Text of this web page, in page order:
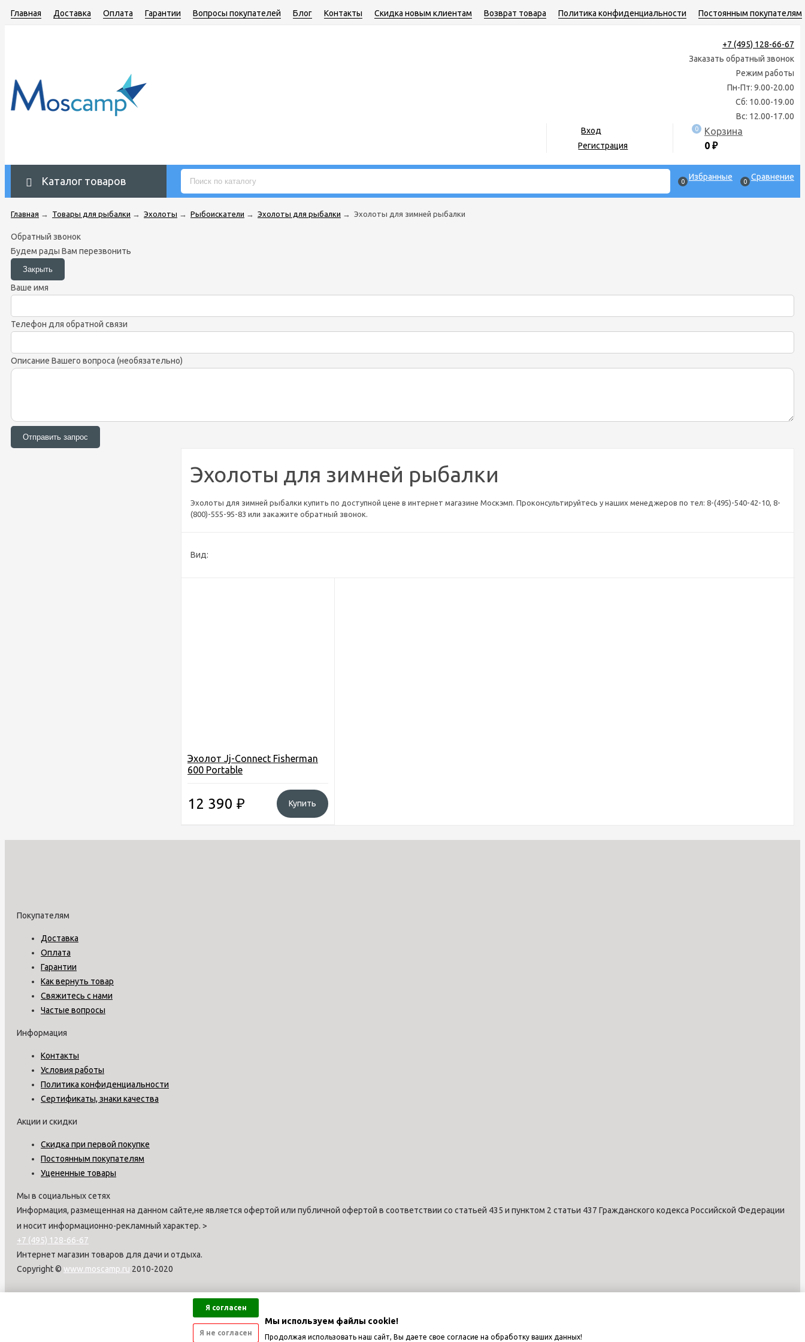
Я согласен
Я не согласен
Мы используем файлы cookie!
Продолжая использовать наш сайт, Вы даете свое согласие на обработку ваших данных!
Главная Доставка Оплата Гарантии Вопросы покупателей Блог Контакты Скидка новым клиентам Возврат товара Политика конфиденциальности Постоянным покупателям
+7 (495) 128-66-67
Заказать обратный звонок
Режим работы
Пн-Пт: 9.00-20.00
Сб: 10.00-19.00
Вс: 12.00-17.00
Вход
Регистрация
0
Корзина
0 ₽
Каталог товаров 0 Избранные 0 Сравнение
Главная → Товары для рыбалки → Эхолоты → Рыбоискатели → Эхолоты для рыбалки → Эхолоты для зимней рыбалки
Обратный звонок
Будем рады Вам перезвонить
Ваше имя
Телефон для обратной связи
Описание Вашего вопроса (необязательно)
Эхолоты для зимней рыбалки
Эхолоты для зимней рыбалки купить по доступной цене в интернет магазине Москэмп. Проконсультируйтесь у наших менеджеров по тел: 8-(495)-540-42-10, 8-
(800)-555-95-83 или закажите обратный звонок.
Вид:
Эхолот Jj-Connect Fisherman
600 Portable
12 390 ₽ Купить
Покупателям
Доставка
Оплата
Гарантии
Как вернуть товар
Свяжитесь с нами
Частые вопросы
Информация
Контакты
Условия работы
Политика конфиденциальности
Сертификаты, знаки качества
Акции и скидки
Скидка при первой покупке
Постоянным покупателям
Уцененные товары
Мы в социальных сетях
Информация, размещенная на данном сайте,не является офертой или публичной офертой в соответствии со статьей 435 и пунктом 2 статьи 437 Гражданского кодекса Российской Федерации
и носит информационно-рекламный характер. >
+7 (495) 128-66-67
Интернет магазин товаров для дачи и отдыха.
Copyright © www.moscamp.ru 2010-2020